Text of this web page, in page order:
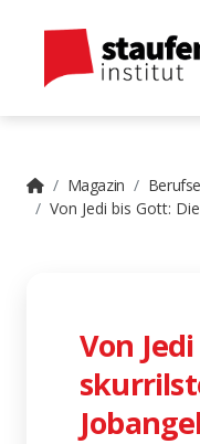
Magazin
Von Jedi bis Gott:
Von